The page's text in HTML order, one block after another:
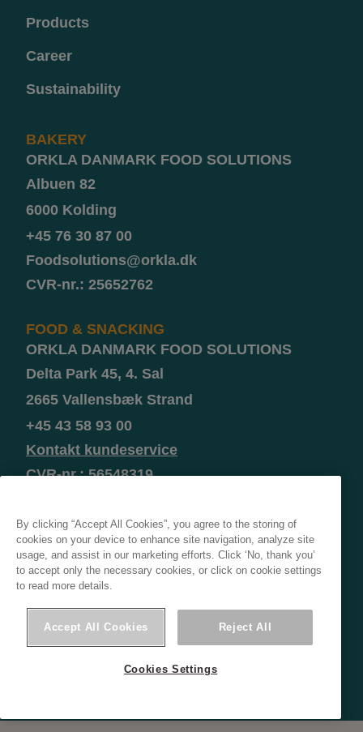
Products
Career
Sustainability
BAKERY
ORKLA DANMARK FOOD SOLUTIONS
Albuen 82
6000 Kolding
+45 76 30 87 00
Foodsolutions@orkla.dk
CVR-nr.: 25652762
FOOD & SNACKING
ORKLA DANMARK FOOD SOLUTIONS
Delta Park 45, 4. Sal
2665 Vallensbæk Strand
+45 43 58 93 00
Kontakt kundeservice
CVR-nr.: 56548319
By clicking “Accept All Cookies”, you agree to the storing of
cookies on your device to enhance site navigation, analyze site
usage, and assist in our marketing efforts. Click ‘No, thank you’
to accept only the necessary cookies, or click on cookie settings
to read more details.
Accept All Cookies Reject All
Cookies Settings